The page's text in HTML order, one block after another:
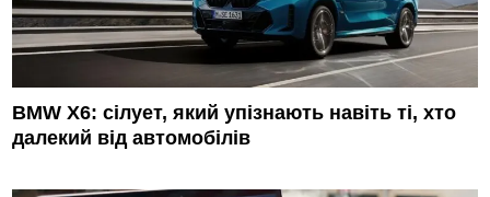
BMW X6: сілует, який упізнають навіть ті, хто
далекий від автомобілів